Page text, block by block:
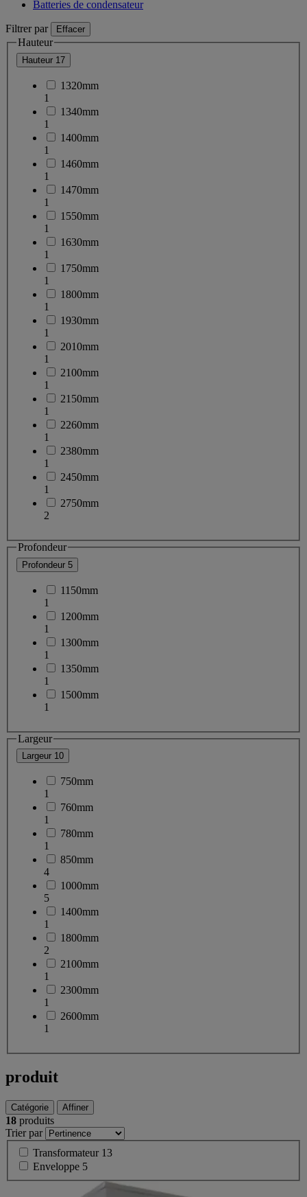
Batteries de condensateur
Filtrer par Effacer
Hauteur
Hauteur 17
1320mm
1
1340mm
1
1400mm
1
1460mm
1
1470mm
1
1550mm
1
1630mm
1
1750mm
1
1800mm
1
1930mm
1
2010mm
1
2100mm
1
2150mm
1
2260mm
1
2380mm
1
2450mm
1
2750mm
2
Profondeur
Profondeur 5
1150mm
1
1200mm
1
1300mm
1
1350mm
1
1500mm
1
Largeur
Largeur 10
750mm
1
760mm
1
780mm
1
850mm
4
1000mm
5
1400mm
1
1800mm
2
2100mm
1
2300mm
1
2600mm
1
produit
Catégorie Affiner
18 produits
Trier par
Transformateur 13
Enveloppe 5